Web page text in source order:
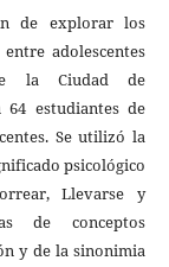
de explorar los
adolescentes
la Ciudad de
64 estudiantes de
Se utilizó la
psicológico
Llevarse y
de conceptos
y de la sinonimia